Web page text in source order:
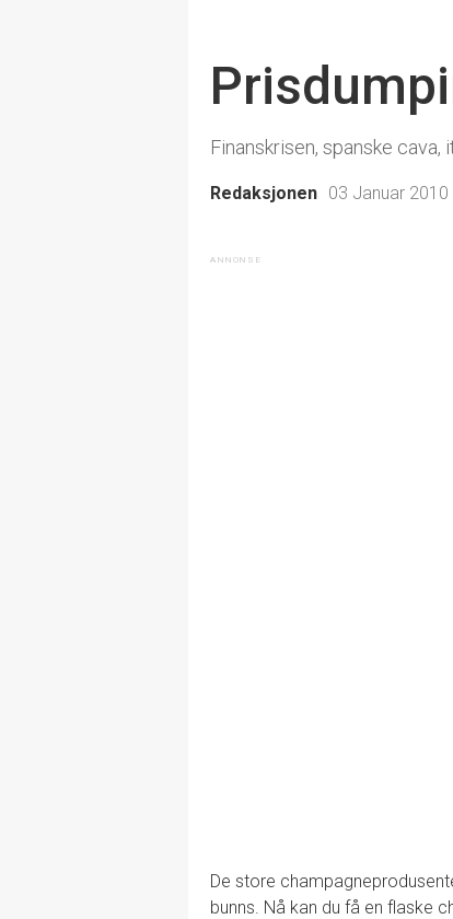
Finanskrisen, spanske
Redaksjonen 03 Januar 2010
De store
bunns. Nå kan du få en flaske